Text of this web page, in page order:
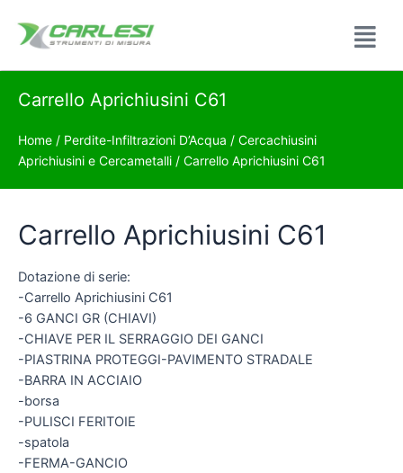
Carrello Aprichiusini C61
Home / Perdite-Infiltrazioni D’Acqua / Cercachiusini
Aprichiusini e Cercametalli / Carrello Aprichiusini C61
Carrello Aprichiusini C61
Dotazione di serie:
-Carrello Aprichiusini C61
-6 GANCI GR (CHIAVI)
-CHIAVE PER IL SERRAGGIO DEI GANCI
-PIASTRINA PROTEGGI-PAVIMENTO STRADALE
-BARRA IN ACCIAIO
-borsa
-PULISCI FERITOIE
-spatola
-FERMA-GANCIO